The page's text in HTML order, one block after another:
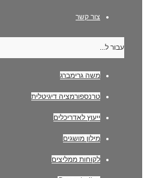
צור קשר
עבור ל...
משה גרימברג
טרנספורמציה דיגיטלית
ייעוץ לאדריכלים
מילון מושגים
לקוחות ממליצים